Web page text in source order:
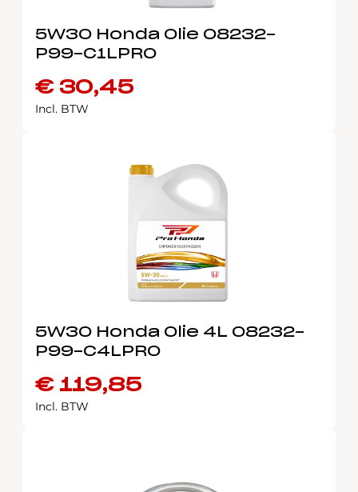
5W30 Honda Olie 08232-
P99-C1LPRO
€30,45
Incl. BTW
5W30 Honda Olie 4L 08232-
P99-C4LPRO
€119,85
Incl. BTW